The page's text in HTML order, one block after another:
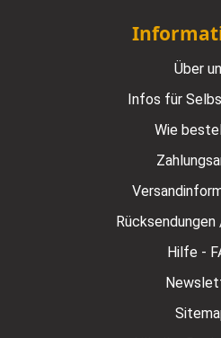
Über
Infos für
Wie
Hilfe -